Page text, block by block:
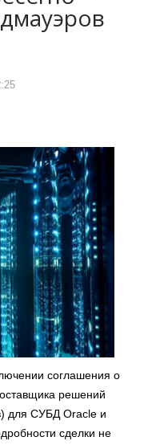
соглашения о
решений
для СУБД Oracle и
сделки не